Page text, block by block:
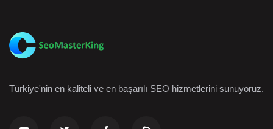
Türkiye'nin en kaliteli ve en başarılı SEO hizmetlerini sunuyoruz.